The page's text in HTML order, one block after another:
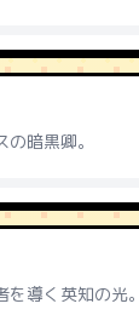
暗黒卿。
導く英知の光。